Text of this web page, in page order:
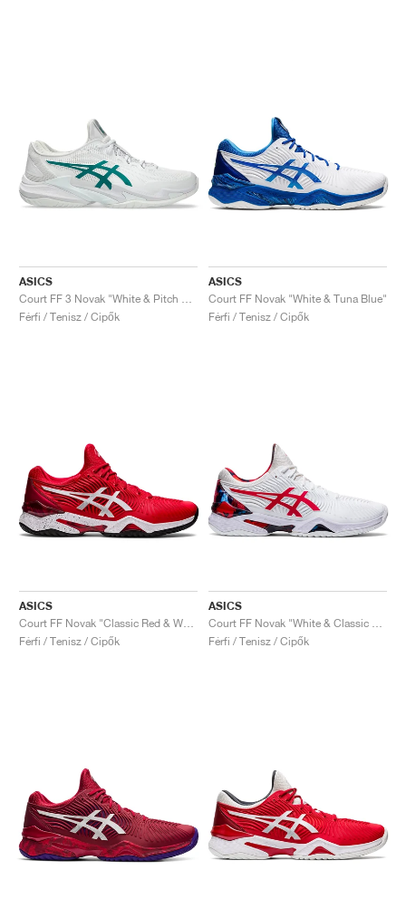
ASICS
Férfi / Tenisz / Cipők
ASICS
Court FF Novak "White & Tuna Blue"
Férfi / Tenisz / Cipők
ASICS
Férfi / Tenisz / Cipők
ASICS
Férfi / Tenisz / Cipők